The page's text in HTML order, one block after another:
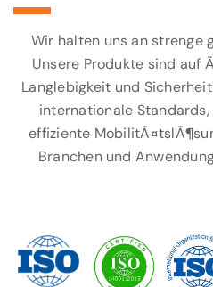
Wir halten uns an strenge
Unsere Produkte sind auf
Langlebigkeit und
internationale
effiziente
Branchen und